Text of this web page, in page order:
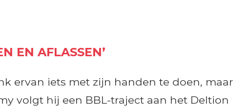
EN AFLASSEN’
ervan iets met zijn handen te doen, maar
volgt hij een BBL-traject aan het Deltion